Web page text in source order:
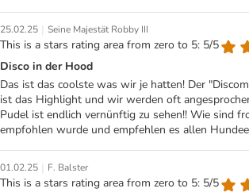
25.02.25 | Seine Majestät Robby III
This is a stars rating area from zero to 5: 5/5
Disco in der Hood
Das ist das coolste was wir je hatten! Der
ist das Highlight und wir werden oft
Pudel ist endlich vernünftig zu sehen!! Wie sind
empfohlen wurde und empfehlen es allen
01.02.25 | F. Balster
This is a stars rating area from zero to 5: 5/5